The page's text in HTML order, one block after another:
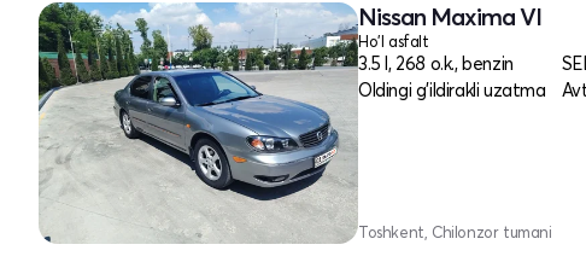
Nissan Maxima VI
Ho'l asfalt
3.5 l, 268 o.k., benzin
Oldingi g'ildirakli uzatma
Toshkent, Chilonzor tumani